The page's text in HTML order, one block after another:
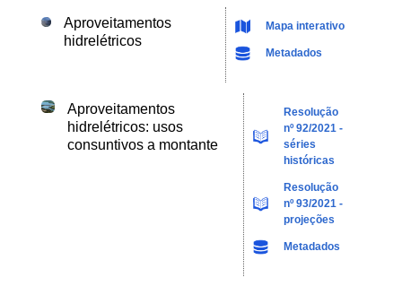
Aproveitamentos
hidrelétricos
Mapa interativo
Metadados
Aproveitamentos
hidrelétricos: usos
consuntivos a montante
Resolução
nº 92/2021 -
séries
históricas
Resolução
nº 93/2021 -
projeções
Metadados